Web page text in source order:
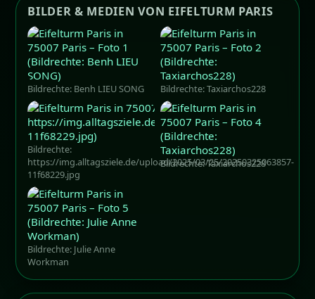
BILDER & MEDIEN VON EIFELTURM PARIS
Bildrechte: Benh LIEU SONG Bildrechte: Taxiarchos228
Bildrechte:
https://img.alltagsziele.de/upload/2025/03/25/20250325063857-
11f68229.jpg
Bildrechte: Taxiarchos228
Bildrechte: Julie Anne
Workman